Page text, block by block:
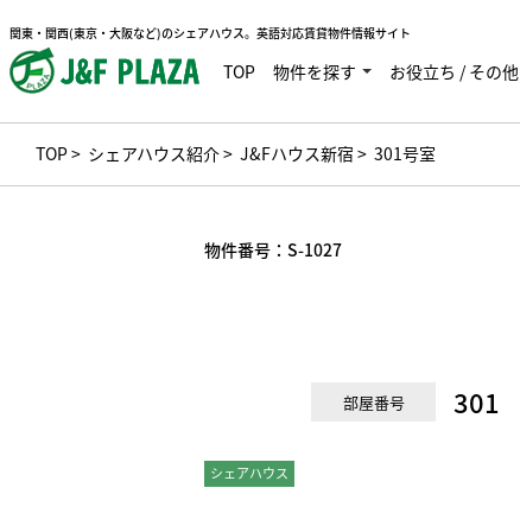
関東・関西(東京・大阪など)のシェアハウス。英語対応賃貸物件情報サイト
TOP 物件を探す お役立ち / その他
TOP> シェアハウス紹介> J&Fハウス新宿 > 301号室
物件番号： S-1027
部屋番号 301
シェアハウス